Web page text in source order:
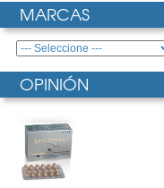
MARCAS
OPINIÓN